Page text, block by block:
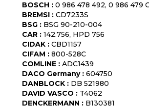
BOSCH : 0 986 478 492, 0 986 479
BREMSI : CD7233S
BSG : BSG 90-210-004
CAR : 142.756, HPD 756
CIDAK : CBD1157
CIFAM : 800-528C
COMLINE : ADC1439
DACO Germany: 604750
DANBLOCK : DB 521980
DAVID VASCO : T4062
DENCKERMANN : B130381